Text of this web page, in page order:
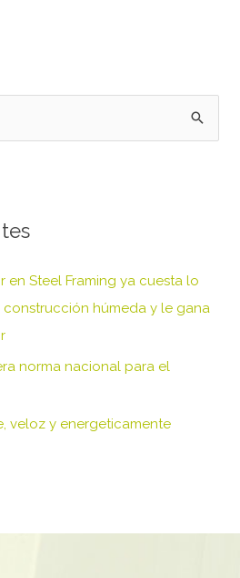
en Steel Framing ya cuesta lo
húmeda y le gana
norma nacional para el
veloz y energeticamente